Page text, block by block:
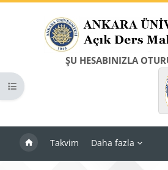
ŞU HESABINIZLA
Takvim Daha fazla
Kurs dizinini aç